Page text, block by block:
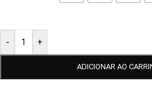
- +
ADICIONAR AO